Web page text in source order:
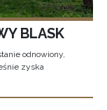
BLASK
odnowiony,
zyska